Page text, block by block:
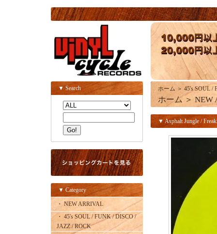
▼ Search
▼ Category
・ NEW ARRIVAL
・ 45's SOUL / FUNK / DISCO /
JAZZ / ROCK
ホーム ＞ 45's SOUL /
ホーム ＞ NEW
▼ Asphalt Jungle /